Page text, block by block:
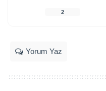
2
Yorum Yaz